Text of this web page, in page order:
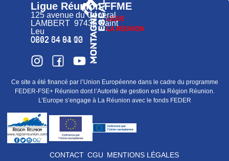
Ligue Réunion FFME
125 avenue du Général
LAMBERT 97436 Saint
Leu
0262 34 91 02
0692 64 64 10
Ce site a été financé par l’Union Européenne dans le cadre du programme
FEDER-FSE+ Réunion dont l’Autorité de gestion est la Région Réunion.
L’Europe s’engage à La Réunion avec le fonds FEDER
CONTACT CGU MENTIONS LÉGALES